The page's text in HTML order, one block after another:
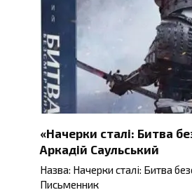
«Начерки сталі: Битва
Аркадій Саульський
Назва: Начерки сталі: Битва
Письменник